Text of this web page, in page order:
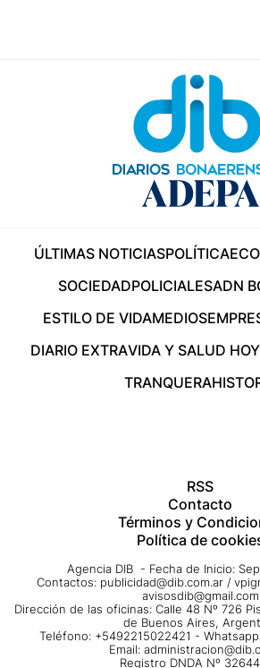
ÚLTIMAS NOTICIASPOLÍTICA
SOCIEDADPOLICIALESADN
ESTILO DE VIDAMEDIOS
DIARIO EXTRAVIDA Y SALUD HOY
TRANQUERA
RSS
Contacto
Términos y
Política de
Agencia DIB - Fecha de Inicio:
Contactos: publicidad@dib.com.ar /
avisosdib@gmail.com
Dirección de las oficinas: Calle 48 Nº 726
de Buenos Aires,
Teléfono: +5492215022421 -
Email:
Registro DNDA Nº